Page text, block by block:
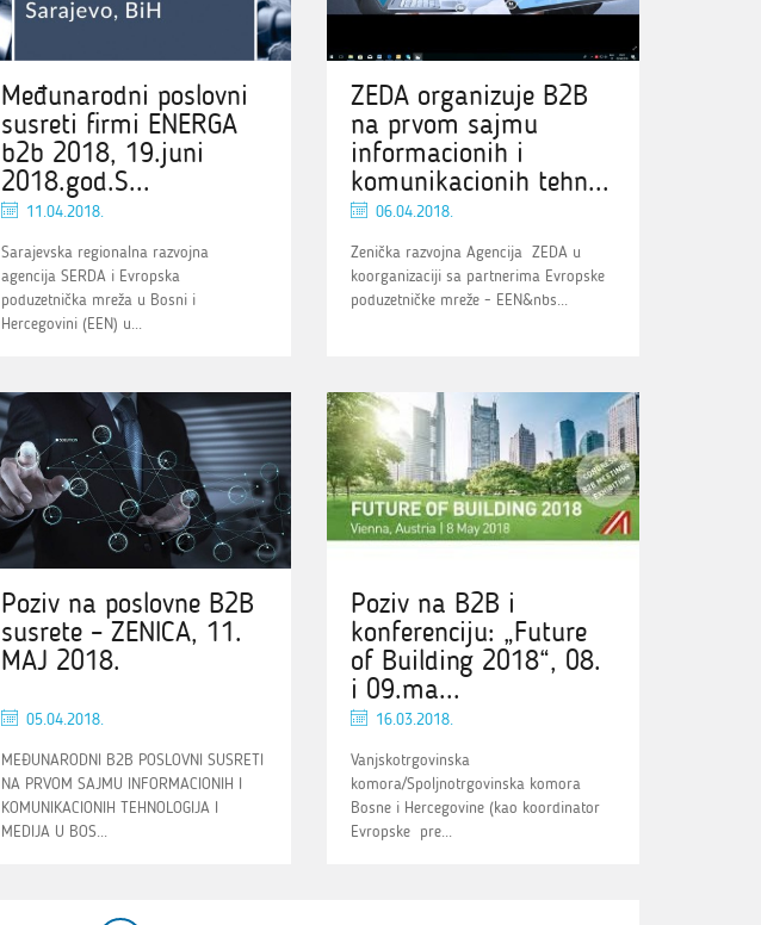
Međunarodni poslovni
susreti firmi ENERGA
b2b 2018, 19.juni
2018.god.S...
11.04.2018.
Sarajevska regionalna razvojna
agencija SERDA i Evropska
poduzetnička mreža u Bosni i
Hercegovini (EEN) u...
ZEDA organizuje B2B
na prvom sajmu
informacionih i
komunikacionih tehn...
06.04.2018.
Zenička razvojna Agencija ZEDA u
koorganizaciji sa partnerima Evropske
poduzetničke mreže - EEN&nbs...
Poziv na poslovne B2B
susrete – ZENICA, 11.
MAJ 2018.
05.04.2018.
MEĐUNARODNI B2B POSLOVNI SUSRETI
NA PRVOM SAJMU INFORMACIONIH I
KOMUNIKACIONIH TEHNOLOGIJA I
MEDIJA U BOS...
Poziv na B2B i
konferenciju: „Future
of Building 2018“, 08.
i 09.ma...
16.03.2018.
Vanjskotrgovinska
komora/Spoljnotrgovinska komora
Bosne i Hercegovine (kao koordinator
Evropske pre...